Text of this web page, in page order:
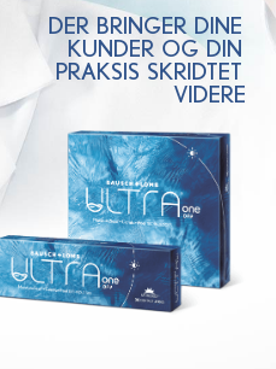
DER BRINGER DINE
KUNDER OG DIN
PRAKSIS SKRIDTET
VIDERE